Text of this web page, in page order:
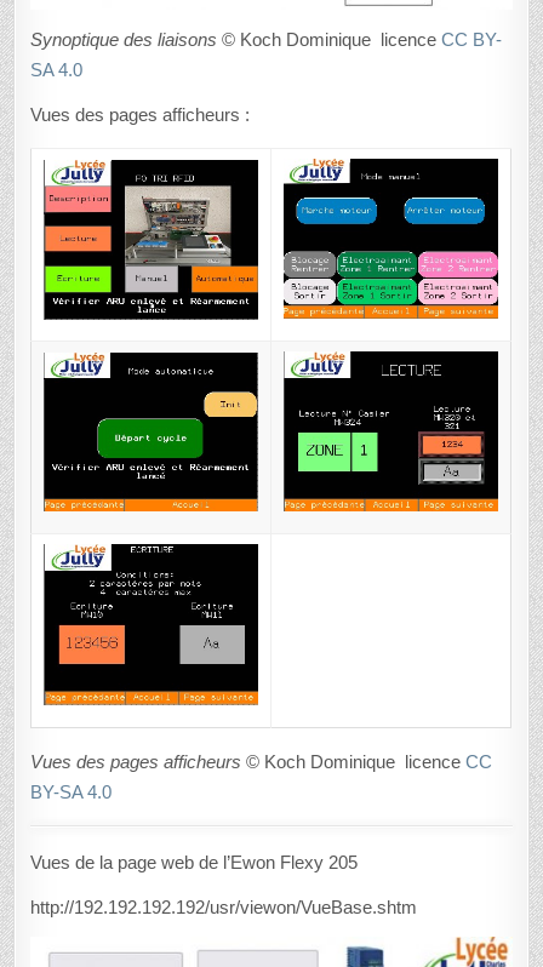
Synoptique des liaisons © Koch Dominique licenceCC BY-
SA 4.0
Vues des pages afficheurs :
Vues des pages afficheurs © Koch Dominique licenceCC
BY-SA 4.0
Vues de la page web de l’Ewon Flexy 205
http://192.192.192.192/usr/viewon/VueBase.shtm